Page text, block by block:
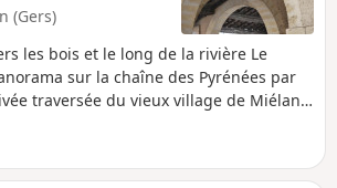
(Gers)
les bois et le long de la rivière Le
sur la chaîne des Pyrénées par
traversée du vieux village de Miélan